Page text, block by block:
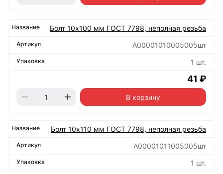
Болт 10х100 мм ГОСТ 7798, неполная резьба
А00001010005005шт
1 шт.
41 ₽
В корзину
Болт 10х110 мм ГОСТ 7798, неполная резьба
А00001011005005шт
1 шт.